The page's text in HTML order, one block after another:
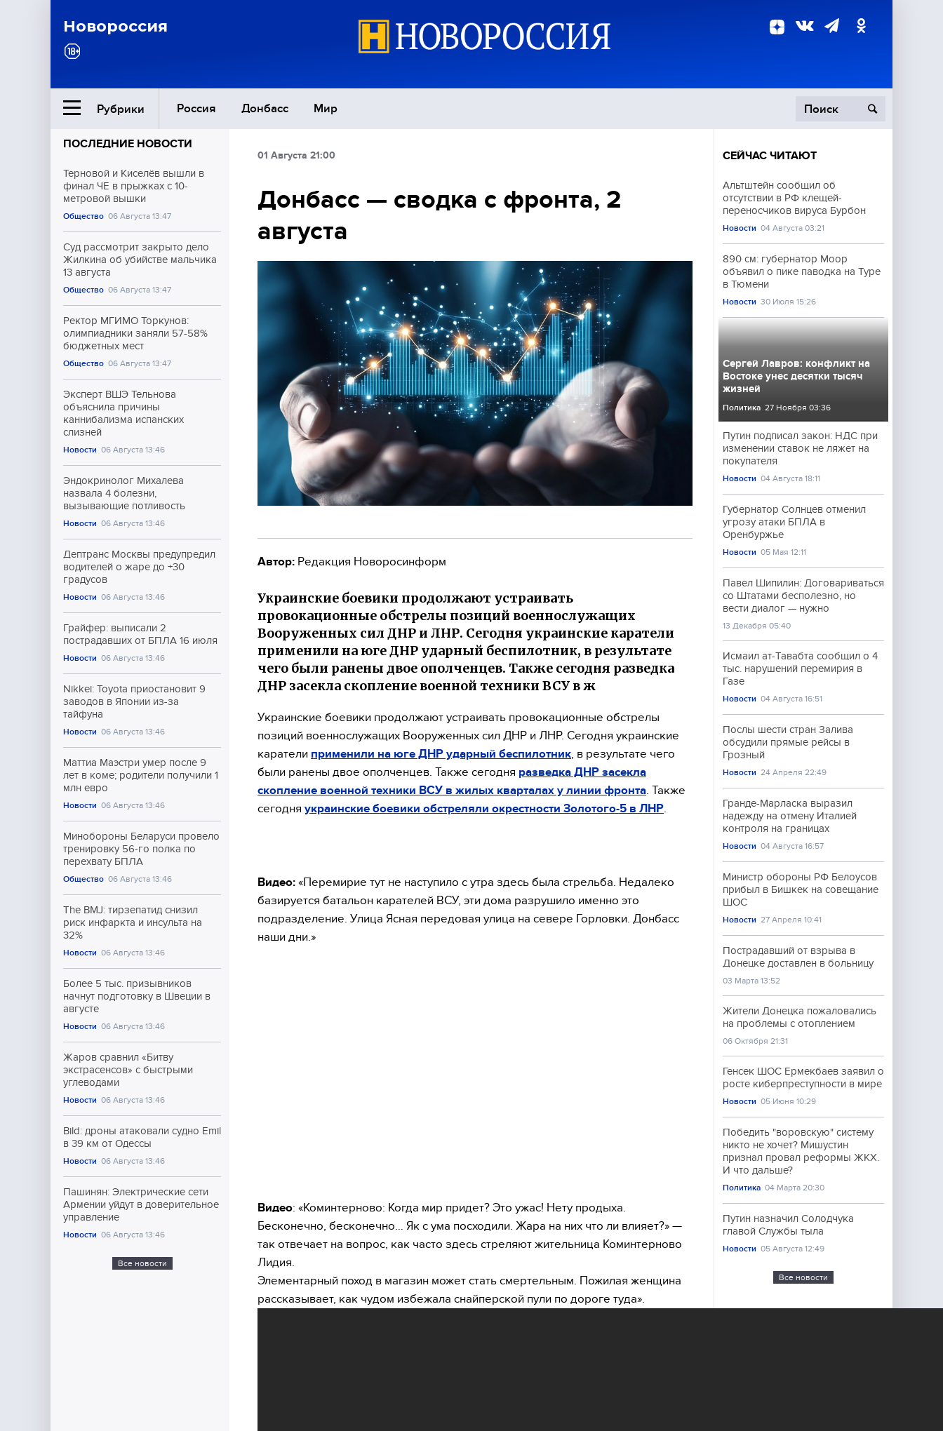
Новороссия
Рубрики Россия Донбасс Мир
Ближний Восток
Общество
Экономика
Происшествия
Культура
ПОСЛЕДНИЕ НОВОСТИ
Терновой и Киселёв вышли в
финал ЧЕ в прыжках с 10-
метровой вышки
Общество 06 Августа 13:47
Суд рассмотрит закрыто дело
Жилкина об убийстве мальчика
13 августа
Общество 06 Августа 13:47
Ректор МГИМО Торкунов:
олимпиадники заняли 57-58%
бюджетных мест
Общество 06 Августа 13:47
Эксперт ВШЭ Тельнова
объяснила причины
каннибализма испанских
слизней
Новости 06 Августа 13:46
Эндокринолог Михалева
назвала 4 болезни,
вызывающие потливость
Новости 06 Августа 13:46
Дептранс Москвы предупредил
водителей о жаре до +30
градусов
Новости 06 Августа 13:46
Грайфер: выписали 2
пострадавших от БПЛА 16 июля
Новости 06 Августа 13:46
Nikkei: Toyota приостановит 9
заводов в Японии из-за
тайфуна
Новости 06 Августа 13:46
Маттиа Маэстри умер после 9
лет в коме; родители получили 1
млн евро
Новости 06 Августа 13:46
Минобороны Беларуси провело
тренировку 56-го полка по
перехвату БПЛА
Общество 06 Августа 13:46
The BMJ: тирзепатид снизил
риск инфаркта и инсульта на
32%
Новости 06 Августа 13:46
Более 5 тыс. призывников
начнут подготовку в Швеции в
августе
Новости 06 Августа 13:46
Жаров сравнил «Битву
экстрасенсов» с быстрыми
углеводами
Новости 06 Августа 13:46
Bild: дроны атаковали судно Emil
в 39 км от Одессы
Новости 06 Августа 13:46
Пашинян: Электрические сети
Армении уйдут в доверительное
управление
Новости 06 Августа 13:46
Все новости
01 Августа 21:00
Донбасс — сводка с фронта, 2
августа
Автор: Редакция Новоросинформ
Украинские боевики продолжают устраивать
провокационные обстрелы позиций военнослужащих
Вооруженных сил ДНР и ЛНР. Сегодня украинские каратели
применили на юге ДНР ударный беспилотник, в результате
чего были ранены двое ополченцев. Также сегодня разведка
ДНР засекла скопление военной техники ВСУ в ж
Украинские боевики продолжают устраивать провокационные обстрелы
позиций военнослужащих Вооруженных сил ДНР и ЛНР. Сегодня украинские
каратели применили на юге ДНР ударный беспилотник , в результате чего
были ранены двое ополченцев. Также сегодня разведка ДНР засекла
скопление военной техники ВСУ в жилых кварталах у линии фронта . Также
сегодня украинские боевики обстреляли окрестности Золотого-5 в ЛНР
Видео: «Перемирие тут не наступило с утра здесь была стрельба. Недалеко
базируется батальон карателей ВСУ, эти дома разрушило именно это
подразделение. Улица Ясная передовая улица на севере Горловки. Донбасс
наши дни.»
Видео: «Коминтерново: Когда мир придет? Это ужас! Нету продыха.
Бесконечно, бесконечно… Як с ума посходили. Жара на них что ли влияет?» —
так отвечает на вопрос, как часто здесь стреляют жительница Коминтерново
Лидия.
Элементарный поход в магазин может стать смертельным. Пожилая женщина
рассказывает, как чудом избежала снайперской пули по дороге туда».
СЕЙЧАС ЧИТАЮТ
Альтштейн сообщил об
отсутствии в РФ клещей-
переносчиков вируса Бурбон
Новости 04 Августа 03:21
890 см: губернатор Моор
объявил о пике паводка на Туре
в Тюмени
Новости 30 Июля 15:26
Сергей Лавров: конфликт на
Востоке унес десятки тысяч
жизней
Политика 27 Ноября 03:36
Путин подписал закон: НДС при
изменении ставок не ляжет на
покупателя
Новости 04 Августа 18:11
Губернатор Солнцев отменил
угрозу атаки БПЛА в
Оренбуржье
Новости 05 Мая 12:11
Павел Шипилин: Договариваться
со Штатами бесполезно, но
вести диалог — нужно
13 Декабря 05:40
Исмаил ат-Тавабта сообщил о 4
тыс. нарушений перемирия в
Газе
Новости 04 Августа 16:51
Послы шести стран Залива
обсудили прямые рейсы в
Грозный
Новости 24 Апреля 22:49
Гранде-Марласка выразил
надежду на отмену Италией
контроля на границах
Новости 04 Августа 16:57
Министр обороны РФ Белоусов
прибыл в Бишкек на совещание
ШОС
Новости 27 Апреля 10:41
Пострадавший от взрыва в
Донецке доставлен в больницу
03 Марта 13:52
Жители Донецка пожаловались
на проблемы с отоплением
06 Октября 21:31
Генсек ШОС Ермекбаев заявил о
росте киберпреступности в мире
Новости 05 Июня 10:29
Победить "воровскую" систему
никто не хочет? Мишустин
признал провал реформы ЖКХ.
И что дальше?
Политика 04 Марта 20:30
Путин назначил Солодчука
главой Службы тыла
Новости 05 Августа 12:49
Все новости